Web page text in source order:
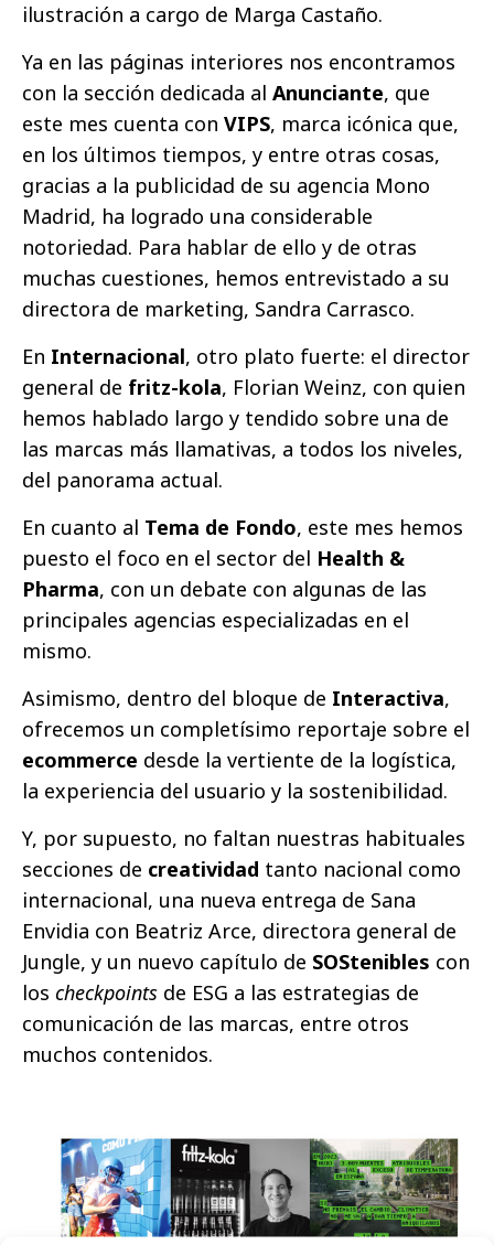
ilustración a cargo de Marga Castaño.
Ya en las páginas interiores nos encontramos
con la sección dedicada al Anunciante, que
este mes cuenta con VIPS, marca icónica que,
en los últimos tiempos, y entre otras cosas,
gracias a la publicidad de su agencia Mono
Madrid, ha logrado una considerable
notoriedad. Para hablar de ello y de otras
muchas cuestiones, hemos entrevistado a su
directora de marketing, Sandra Carrasco.
En Internacional, otro plato fuerte: el director
general de fritz-kola, Florian Weinz, con quien
hemos hablado largo y tendido sobre una de
las marcas más llamativas, a todos los niveles,
del panorama actual.
En cuanto al Tema de Fondo, este mes hemos
puesto el foco en el sector del Health &
Pharma, con un debate con algunas de las
principales agencias especializadas en el
mismo.
Asimismo, dentro del bloque de Interactiva,
ofrecemos un completísimo reportaje sobre el
ecommerce desde la vertiente de la logística,
la experiencia del usuario y la sostenibilidad.
Y, por supuesto, no faltan nuestras habituales
secciones de creatividad tanto nacional como
internacional, una nueva entrega de Sana
Envidia con Beatriz Arce, directora general de
Jungle, y un nuevo capítulo de SOStenibles con
los checkpoints de ESG a las estrategias de
comunicación de las marcas, entre otros
muchos contenidos.